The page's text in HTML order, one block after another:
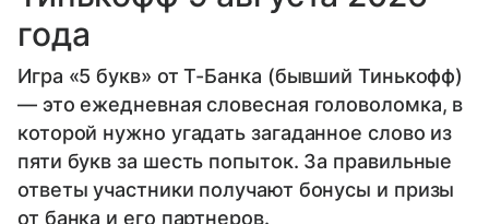
года
Игра «5 букв» от Т-Банка (бывший Тинькофф)
— это ежедневная словесная головоломка, в
которой нужно угадать загаданное слово из
пяти букв за шесть попыток. За правильные
ответы участники получают бонусы и призы
от банка и его партнеров.